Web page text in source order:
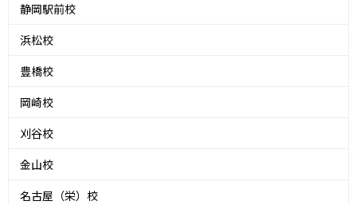
静岡駅前校
浜松校
豊橋校
岡崎校
刈谷校
金山校
名古屋（栄）校